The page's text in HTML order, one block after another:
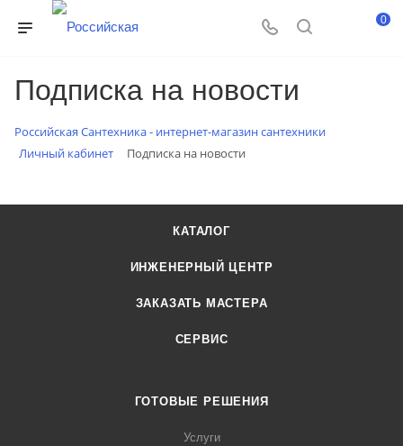
0
Подписка на новости
Российская Сантехника - интернет-магазин сантехники
Личный кабинет
Подписка на новости
КАТАЛОГ
ИНЖЕНЕРНЫЙ ЦЕНТР
ЗАКАЗАТЬ МАСТЕРА
СЕРВИС
ГОТОВЫЕ РЕШЕНИЯ
Услуги